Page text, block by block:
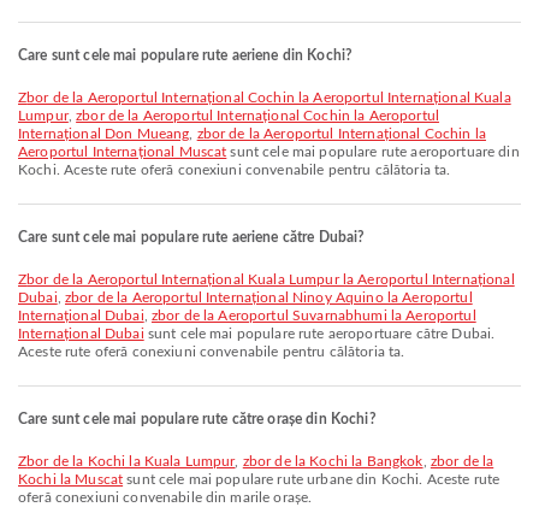
Care sunt cele mai populare rute aeriene din Kochi?
zbor de la Aeroportul Internațional Cochin la Aeroportul Internațional Kuala
Lumpur,zbor de la Aeroportul Internațional Cochin la Aeroportul
Internațional Don Mueang zbor de la Aeroportul Internațional Cochin la
Aeroportul Internațional Muscat sunt cele mai populare rute aeroportuare din
Kochi. Aceste rute oferă conexiuni convenabile pentru călătoria ta.
Care sunt cele mai populare rute aeriene către Dubai?
zbor de la Aeroportul Internațional Kuala Lumpur la Aeroportul Internațional
Dubai zbor de la Aeroportul Internațional Ninoy Aquino la Aeroportul
Internațional Dubai zbor de la Aeroportul Suvarnabhumi la Aeroportul
Internațional Dubai sunt cele mai populare rute aeroportuare către Dubai.
Aceste rute oferă conexiuni convenabile pentru călătoria ta.
Care sunt cele mai populare rute către orașe din Kochi?
zbor de la Kochi la Kuala Lumpur, zbor de la Kochi la Bangkok zbor de la
Kochi la Muscat sunt cele mai populare rute urbane din Kochi. Aceste rute
oferă conexiuni convenabile din marile orașe.